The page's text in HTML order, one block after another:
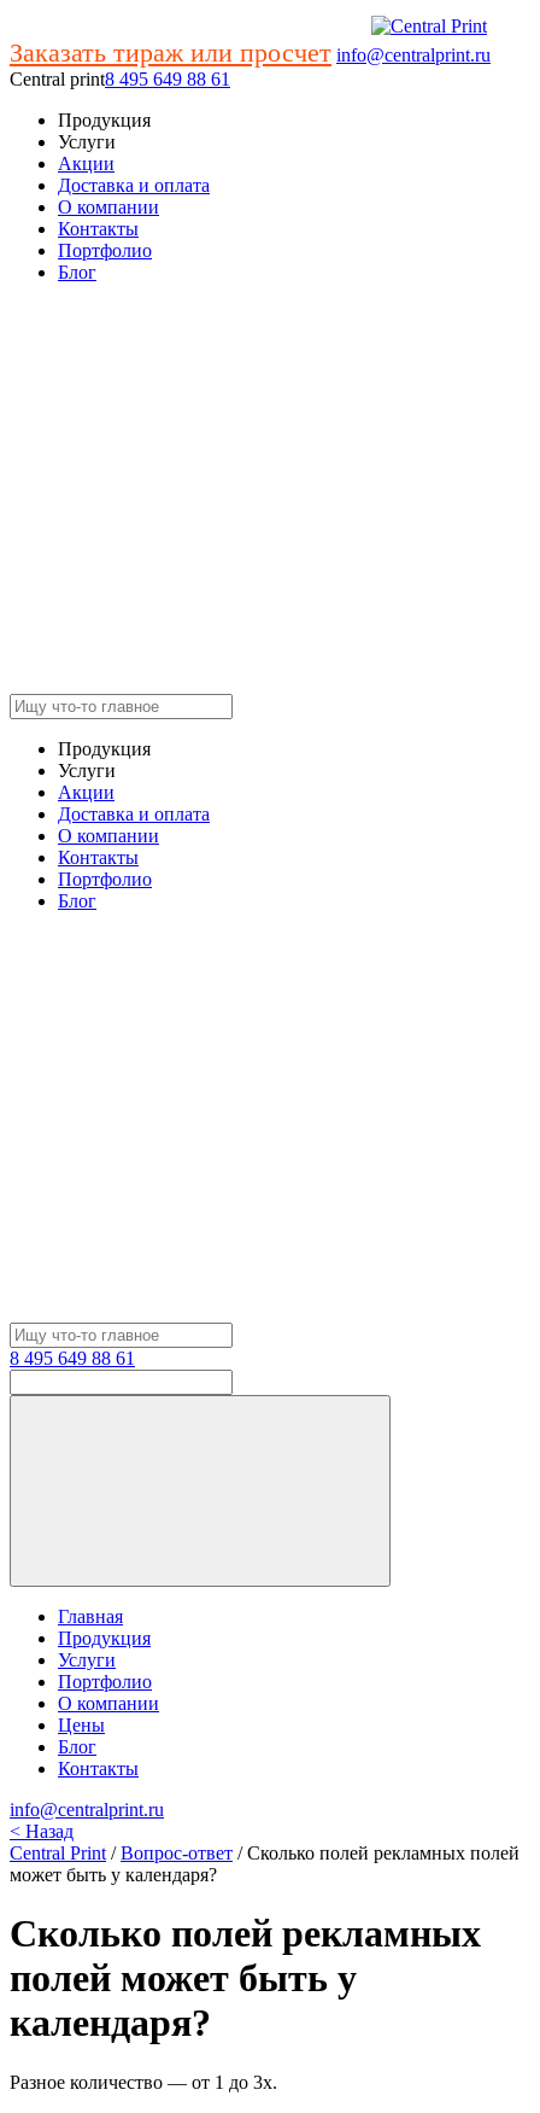
Заказать тираж или просчет info@centralprint.ru
Central print8 495 649 88 61
Продукция
Услуги
Акции
Доставка и оплата
О компании
Контакты
Портфолио
Блог
Продукция
Услуги
Акции
Доставка и оплата
О компании
Контакты
Портфолио
Блог
8 495 649 88 61
Главная
Продукция
Услуги
Портфолио
О компании
Цены
Блог
Контакты
info@centralprint.ru
< Назад
Central Print /Вопрос-ответ /Сколько полей рекламных полей
может быть у календаря?
Сколько полей рекламных
полей может быть у
календаря?
Разное количество — от 1 до 3х.